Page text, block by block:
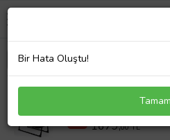
TommyBaby Sedef
Beşiği Sallanır Beşik
%16 1999,00 TL
1679,00 TL
Bir Hata Oluştu!
Tamam